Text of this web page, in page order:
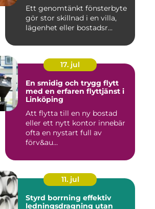
Ett genomtänkt fönsterbyte
gör stor skillnad i en villa,
lägenhet eller bostadsr...
17. jul
En smidig och trygg flytt
med en erfaren flyttjänst i
Linköping
Att flytta till en ny bostad
eller ett nytt kontor innebär
ofta en nystart full av
förv&au...
11. jul
Styrd borrning effektiv
ledningsdragning utan